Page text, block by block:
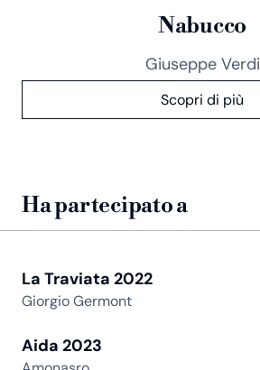
Nabucco
Giuseppe Verdi
Scopri di più
Ha partecipato a
La Traviata 2022
Giorgio Germont
Aida 2023